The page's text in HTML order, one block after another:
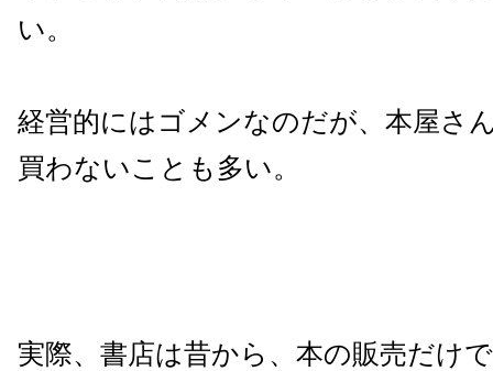
い。
経営的にはゴメンなのだが、本屋さ
買わないことも多い。
実際、書店は昔から、本の販売だけ